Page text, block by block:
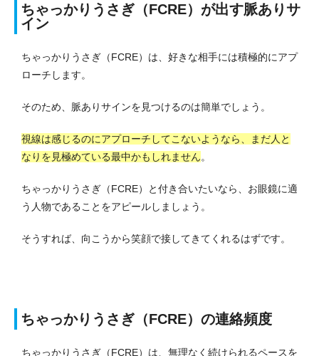
ちゃっかりうさぎ（FCRE）が出す脈ありサ
イン
ちゃっかりうさぎ（FCRE）は、好きな相手には積極的にアプ
ローチします。
そのため、脈ありサインを見つけるのは簡単でしょう。
視線は感じるのにアプローチしてこないようなら、まだ人と
なりを見極めている最中かもしれません。
ちゃっかりうさぎ（FCRE）と付き合いたいなら、お眼鏡に適
う人物であることをアピールしましょう。
そうすれば、向こうから笑顔で接してきてくれるはずです。
ちゃっかりうさぎ（FCRE）の連絡頻度
ちゃっかりうさぎ（FCRE）は、無理なく続けられるペースを